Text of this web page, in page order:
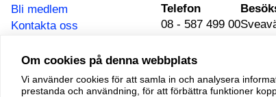
Bli medlem
Kontakta oss
Telefon
08 - 587 499 00
© 2026 Adoptionscentrum
Alla rättigheter förbehållna
Om cookies på denna webbplats
Vi använder cookies för att samla in och analysera
prestanda och användning, för att förbättra funktioner